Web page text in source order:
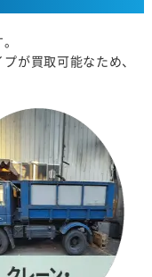
が買取可能なため、